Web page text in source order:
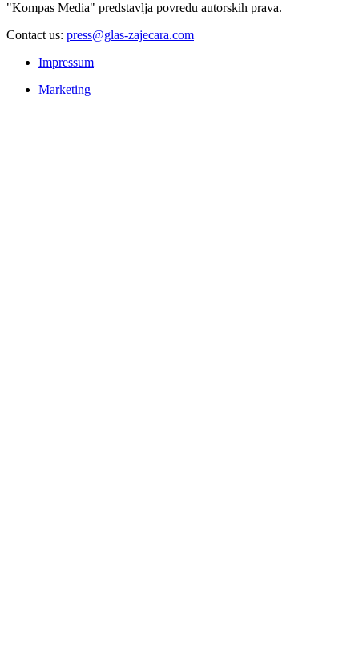
"Kompas Media" predstavlja povredu autorskih prava.
Contact us: press@glas-zajecara.com
Impressum
Marketing